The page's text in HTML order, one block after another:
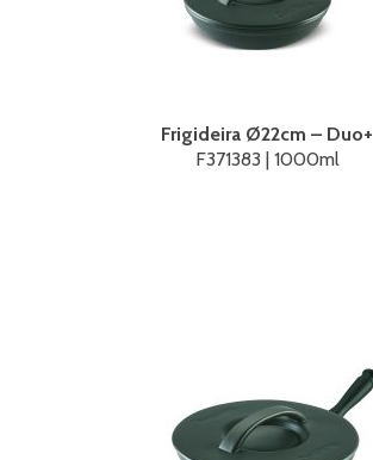
Frigideira Ø22cm – Duo+
F371383 | 1000ml